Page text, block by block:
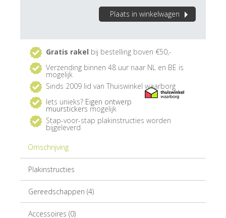
Plaats in winkelwagen
Gratis rakel bij bestelling boven €50,-
Verzending binnen 48 uur naar NL en BE is
mogelijk
Sinds 2009 lid van Thuiswinkel waarborg
Iets unieks? Eigen ontwerp
muurstickers mogelijk
Stap-voor-stap plakinstructies worden
bijgeleverd
Omschrijving
Plakinstructies
Gereedschappen (4)
Accessoires (0)